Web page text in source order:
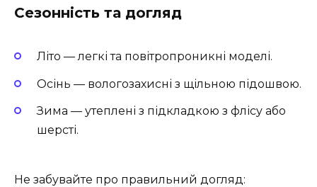
Сезонність та догляд
Літо — легкі та повітропроникні моделі.
Осінь — вологозахисні з щільною підошвою.
Зима — утеплені з підкладкою з флісу або
шерсті.
Не забувайте про правильний догляд: